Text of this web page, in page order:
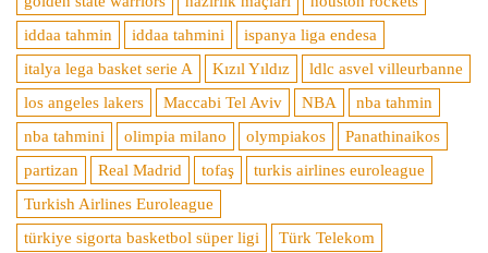
iddaa tahmin
iddaa tahmini
ispanya liga endesa
italya lega basket serie A
Kızıl Yıldız
ldlc asvel villeurbanne
los angeles lakers
Maccabi Tel Aviv NBA
nba tahmin
nba tahmini
olimpia milano olympiakos
Panathinaikos
partizan
Real Madrid tofaş
turkis airlines euroleague
Turkish Airlines Euroleague
türkiye sigorta basketbol süper ligi
Türk Telekom